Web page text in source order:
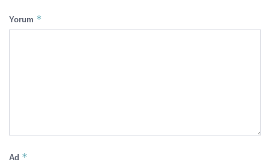
Yorum *
Ad *